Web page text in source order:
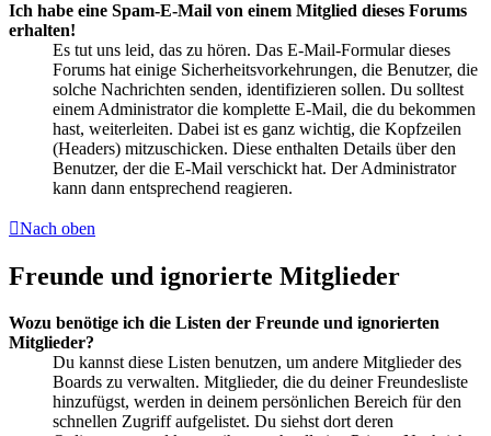
Ich habe eine Spam-E-Mail von einem Mitglied dieses Forums
erhalten!
Es tut uns leid, das zu hören. Das E-Mail-Formular dieses
Forums hat einige Sicherheitsvorkehrungen, die Benutzer, die
solche Nachrichten senden, identifizieren sollen. Du solltest
einem Administrator die komplette E-Mail, die du bekommen
hast, weiterleiten. Dabei ist es ganz wichtig, die Kopfzeilen
(Headers) mitzuschicken. Diese enthalten Details über den
Benutzer, der die E-Mail verschickt hat. Der Administrator
kann dann entsprechend reagieren.
Nach oben
Freunde und ignorierte Mitglieder
Wozu benötige ich die Listen der Freunde und ignorierten
Mitglieder?
Du kannst diese Listen benutzen, um andere Mitglieder des
Boards zu verwalten. Mitglieder, die du deiner Freundesliste
hinzufügst, werden in deinem persönlichen Bereich für den
schnellen Zugriff aufgelistet. Du siehst dort deren